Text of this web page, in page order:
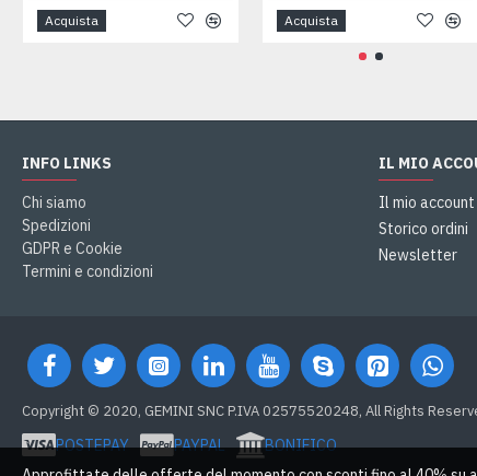
Acquista Acquista
INFO LINKS
Chi siamo
Spedizioni
GDPR e Cookie
Termini e condizioni
IL MIO
Il mio account
Storico ordini
Newsletter
Copyright © 2020, GEMINI SNC P.IVA 02575520248, All Rights
POSTEPAY PAYPAL BONIFICO